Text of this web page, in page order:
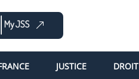
JUSTICE DROIT